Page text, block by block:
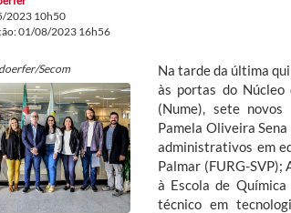
2023 10h50
01/08/2023 16h56
Secom
Na tarde da última
às portas do Núcleo
(Nume), sete novos
Pamela Oliveira
administrativos em
Palmar (FURG-SVP);
à Escola de
técnico em